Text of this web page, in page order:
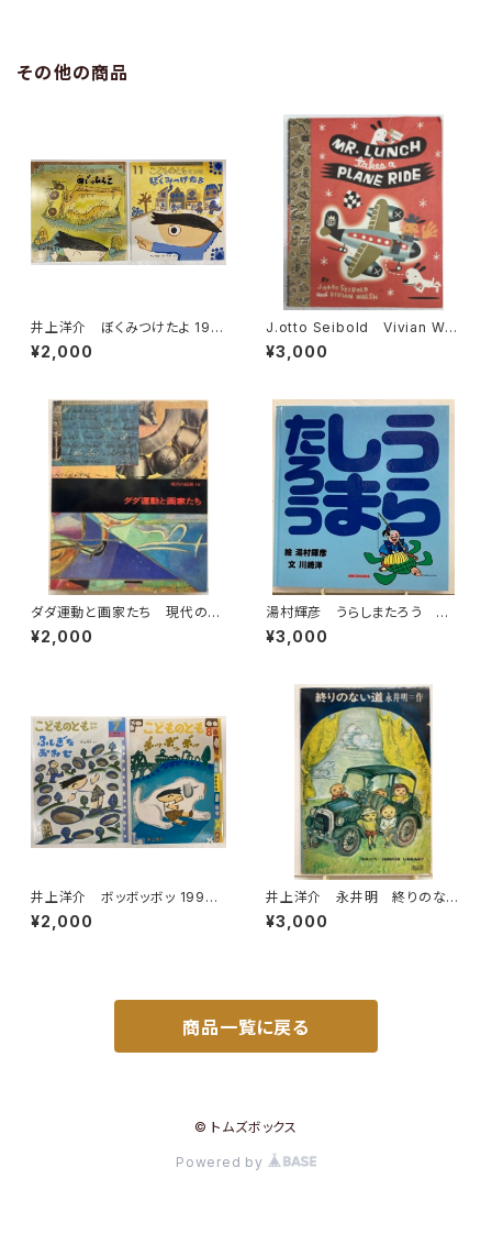
その他の商品
井上洋介 ぼくみつけたよ 199
9年 あじのひらき 2002年 こ
どものとも年少版２冊セット 絵
¥2,000
J.otto Seibold Vivian Wal
sh Mr. Lunch Takes a Pla
ne Ride 1993年 初版 VI
¥3,000
ダダ運動と画家たち 現代の絵
画16 1973年 平凡社
¥2,000
湯村輝彦 うらしまたろう 川
崎洋 1989年 初版 ミキハ
ウス
¥3,000
井上洋介 ボッボッボッ 1996
年 ふしぎなみせ 2000年（年
中向） こどものとも 絵本の
¥2,000
井上洋介 永井明 終りのない
道 1969年 初版 函 理論
社
¥3,000
商品一覧に戻る
© トムズボックス
Powered by